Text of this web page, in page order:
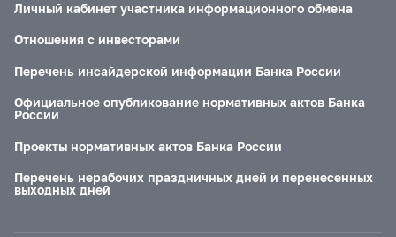
Личный кабинет участника информационного обмена
Отношения с инвесторами
Перечень инсайдерской информации Банка России
Официальное опубликование нормативных актов Банка
России
Проекты нормативных актов Банка России
Перечень нерабочих праздничных дней и перенесенных
выходных дней